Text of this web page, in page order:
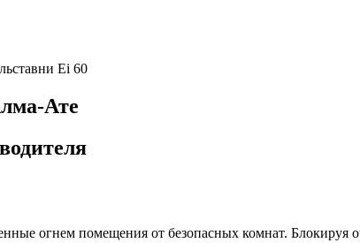
Ei 60
Ате
огнем помещения от безопасных комнат. Блокируя